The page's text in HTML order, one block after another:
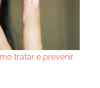
tratar e prevenir